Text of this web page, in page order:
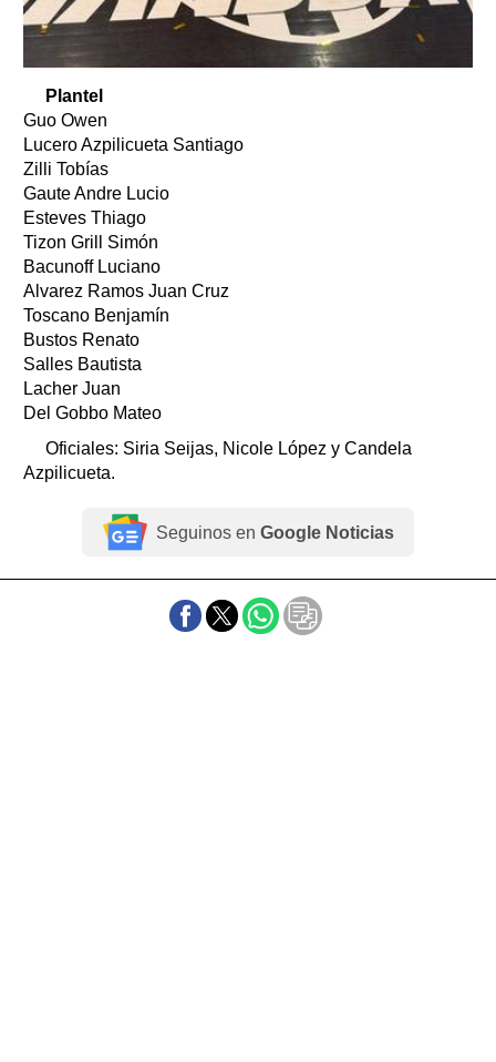
Plantel
Guo Owen
Lucero Azpilicueta Santiago
Zilli Tobías
Gaute Andre Lucio
Esteves Thiago
Tizon Grill Simón
Bacunoff Luciano
Alvarez Ramos Juan Cruz
Toscano Benjamín
Bustos Renato
Salles Bautista
Lacher Juan
Del Gobbo Mateo
Oficiales: Siria Seijas, Nicole López y Candela
Azpilicueta.
Seguinos en Google Noticias